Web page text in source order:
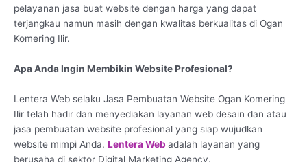
pelayanan jasa buat website dengan harga yang dapat
terjangkau namun masih dengan kwalitas berkualitas di Ogan
Komering Ilir.
Apa Anda Ingin Membikin Website Profesional?
Lentera Web selaku Jasa Pembuatan Website Ogan Komering
Ilir telah hadir dan menyediakan layanan web desain dan atau
jasa pembuatan website profesional yang siap wujudkan
website mimpi Anda. Lentera Web adalah layanan yang
berusaha di sektor Digital Marketing Agency.